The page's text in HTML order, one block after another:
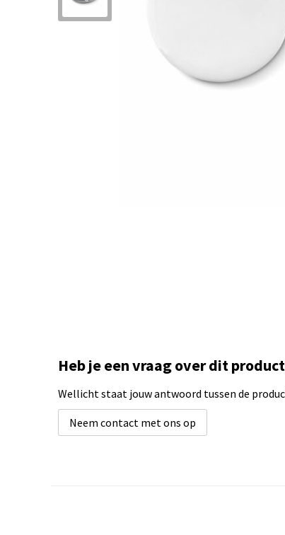
Heb je een vraag over dit
Wellicht staat jouw antwoord tussen de
Neem contact met ons op